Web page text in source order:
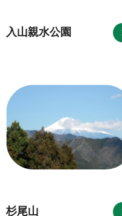
入山親水公園
杉尾山